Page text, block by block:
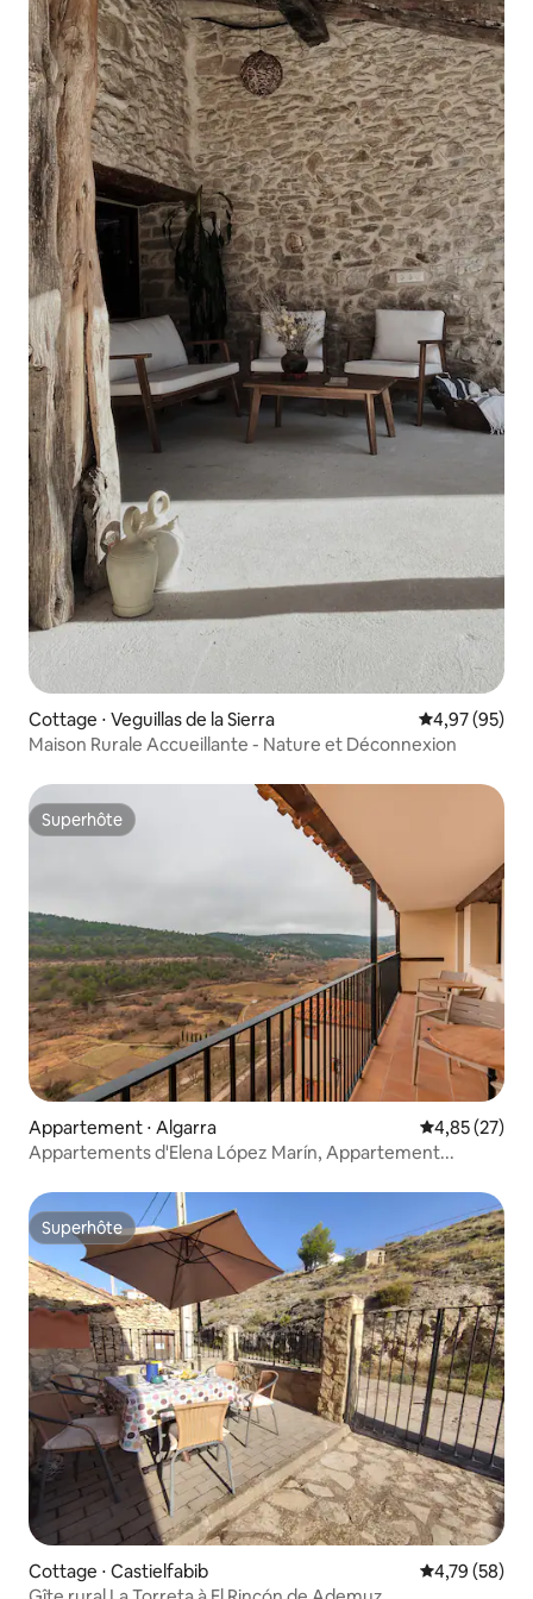
Cottage ⋅ Veguillas de la Sierra Évaluation
4,97 (95)
Maison Rurale Accueillante - Nature et Déconnexion
Superhôte
Superhôte
Appartement ⋅ Algarra Évaluation
4,85 (27)
Appartements d'Elena López Marín, Appartement...
Superhôte
Superhôte
Cottage ⋅ Castielfabib Évaluation
4,79 (58)